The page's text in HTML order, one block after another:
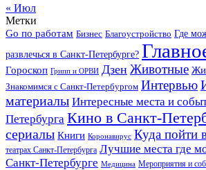
« Июл
Метки
Go по работам Бизнес Благоустройство Где
развлечься в Санкт-Петербурге?
Гороскоп Грипп и ОРВИ Дзен Животные
Знакомимся с Санкт-Петербургом Интервью
материалы Интересные места и
Петербурга Кино в Санкт-
сериалы Книги Коронавирус Куда пойти
театрах Санкт-Петербурга Лучшие места где
Санкт-Петербурге Медицина Мероприятия и